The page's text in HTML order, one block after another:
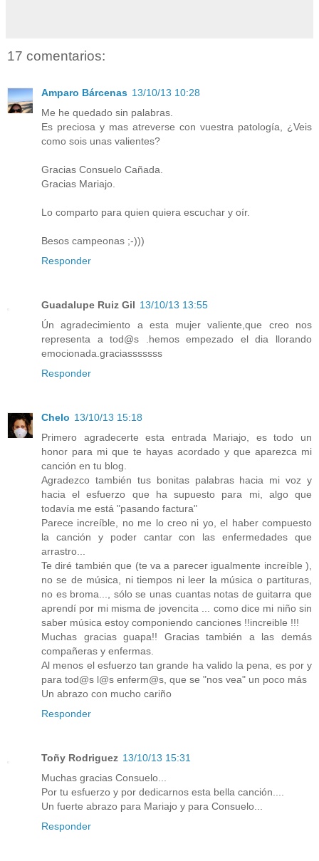
17 comentarios:
Amparo Bárcenas 13/10/13 10:28
Me he quedado sin palabras.
Es preciosa y mas atreverse con vuestra patología, ¿Veis
como sois unas valientes?
Gracias Consuelo Cañada.
Gracias Mariajo.
Lo comparto para quien quiera escuchar y oír.
Besos campeonas ;-)))
Responder
Guadalupe Ruiz Gil 13/10/13 13:55
Ún agradecimiento a esta mujer valiente,que creo nos
representa a tod@s .hemos empezado el dia llorando
emocionada.graciasssssss
Responder
Chelo 13/10/13 15:18
Primero agradecerte esta entrada Mariajo, es todo un
honor para mi que te hayas acordado y que aparezca mi
canción en tu blog.
Agradezco también tus bonitas palabras hacia mi voz y
hacia el esfuerzo que ha supuesto para mi, algo que
todavía me está "pasando factura"
Parece increíble, no me lo creo ni yo, el haber compuesto
la canción y poder cantar con las enfermedades que
arrastro...
Te diré también que (te va a parecer igualmente increíble ),
no se de música, ni tiempos ni leer la música o partituras,
no es broma..., sólo se unas cuantas notas de guitarra que
aprendí por mi misma de jovencita ... como dice mi niño sin
saber música estoy componiendo canciones !!increible !!!
Muchas gracias guapa!! Gracias también a las demás
compañeras y enfermas.
Al menos el esfuerzo tan grande ha valido la pena, es por y
para tod@s l@s enferm@s, que se "nos vea" un poco más
Un abrazo con mucho cariño
Responder
Toñy Rodriguez 13/10/13 15:31
Muchas gracias Consuelo...
Por tu esfuerzo y por dedicarnos esta bella canción....
Un fuerte abrazo para Mariajo y para Consuelo...
Responder